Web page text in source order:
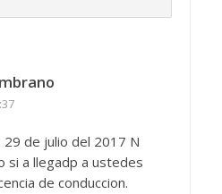
de julio del 2017 N
si a llegadp a ustedes
de conduccion.